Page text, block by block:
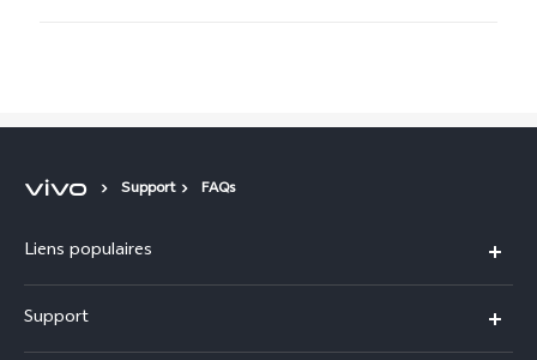
Support FAQs
Liens populaires
V70 FE
Support